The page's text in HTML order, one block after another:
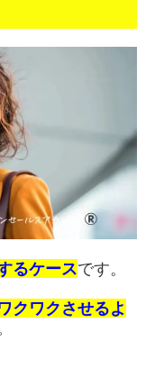
るケースです。
クワクさせるよ